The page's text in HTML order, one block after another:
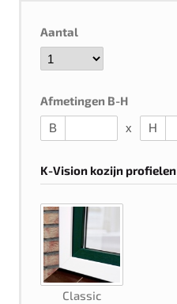
Aantal
Afmetingen B-H
B x H
K-Vision kozijn profielen
Classic